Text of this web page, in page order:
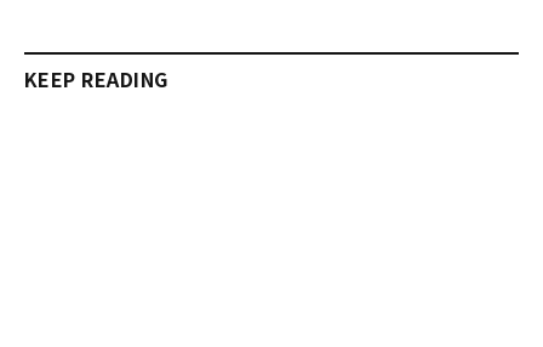
KEEP READING